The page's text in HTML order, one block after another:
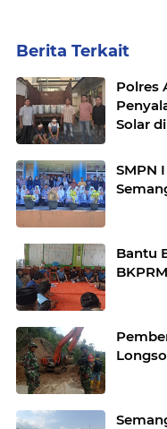
Berita Terkait
Polres
Solar
SMPN
Bantu
Semangat